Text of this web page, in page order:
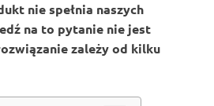
nie spełnia naszych
na to pytanie nie jest
zależy od kilku